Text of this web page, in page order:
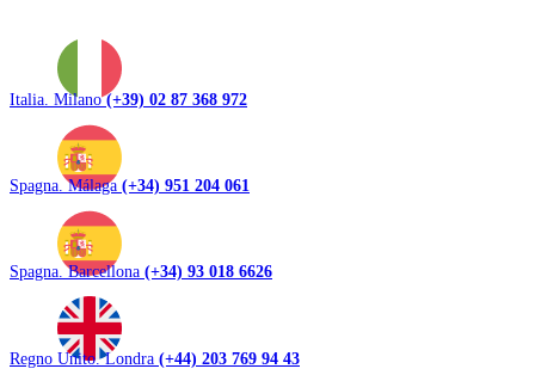
Italia. Milano(+39) 02 87 368 972
Spagna. Málaga (+34) 951 204 061
Spagna. Barcellona (+34) 93 018 6626
Regno Unito. Londra (+44) 203 769 94 43